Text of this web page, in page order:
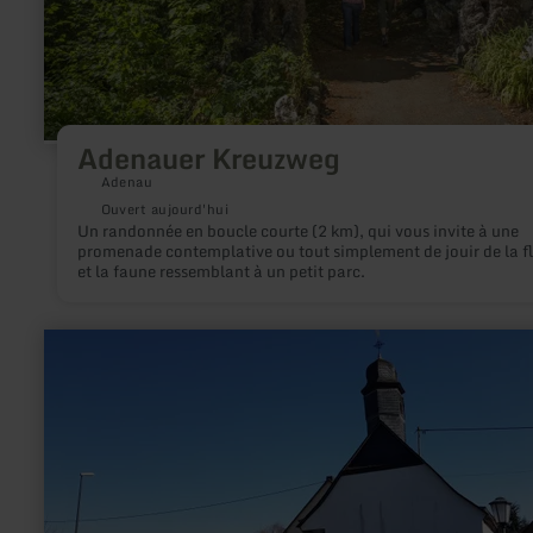
Adenauer Kreuzweg
Adenau
Ouvert aujourd'hui
Un randonnée en boucle courte (2 km), qui vous invite à une
promenade contemplative ou tout simplement de jouir de la
et la faune ressemblant à un petit parc.
Apollonia